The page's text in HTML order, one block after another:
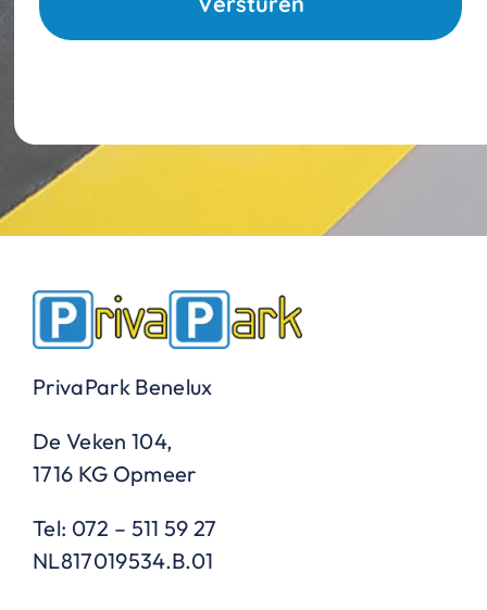
PrivaPark Benelux
De Veken 104,
1716 KG Opmeer
Tel: 072 – 511 59 27
NL817019534.B.01